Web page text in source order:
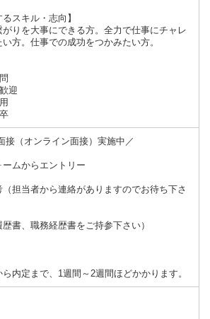
るスキル・志向】
がりを大事にできる方。全力で仕事にチャレ
い方。仕事での成功をつかみたい方。
迎
接（オンライン面接）実施中／
ームからエントリー
（担当者から連絡がありますのでお待ち下さ
書、職務経歴書をご持参下さい）
内定まで、1週間～2週間ほどかかります。